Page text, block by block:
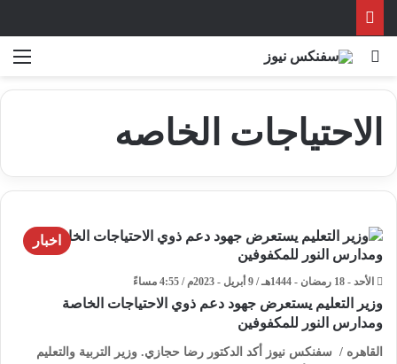
بحث عن
الاحتياجات الخاصه
اخبار
الأحد - 18 رمضان - 1444هـ / 9 أبريل - 2023م / 4:55 مساءً
وزير التعليم يستعرض جهود دعم ذوي الاحتياجات الخاصة
ومدارس النور للمكفوفين
القاهره / سفنكس نيوز أكد الدكتور رضا حجازي. وزير التربية والتعليم